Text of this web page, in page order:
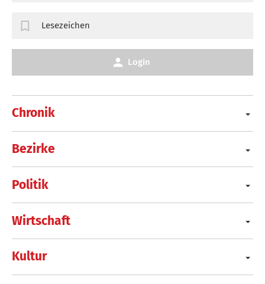
Chronik
Bezirke
Politik
Wirtschaft
Kultur
Lesezeichen
Login